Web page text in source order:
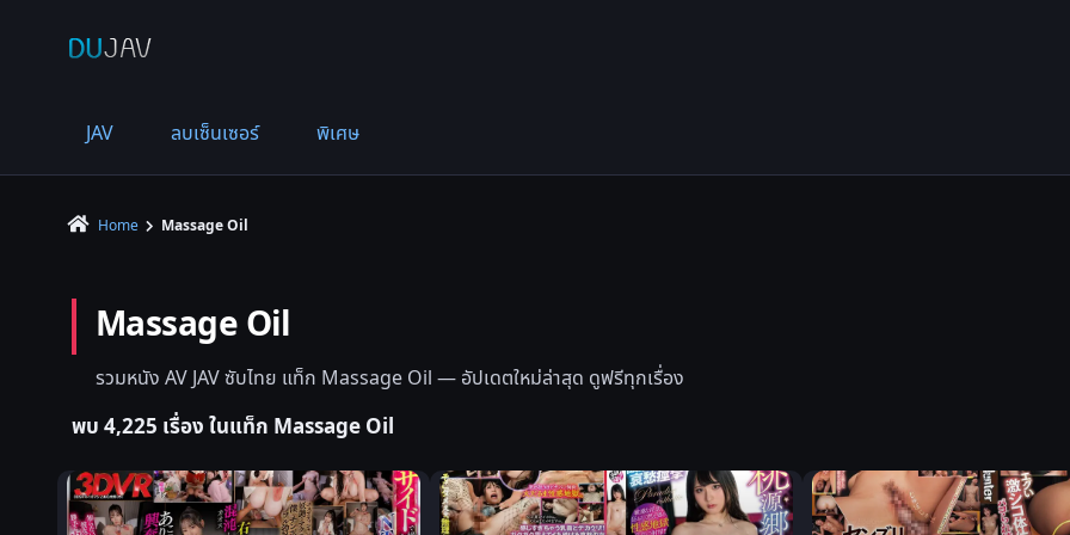
JAV ลบเซ็นเซอร์ พิเศษ
Home Massage Oil
Massage Oil
รวมหนัง AV JAV ซับไทย แท็ก Massage Oil — อัปเดตใหม่ล่าสุด ดูฟรีทุกเรื่อง
พบ 4,225 เรื่อง ในแท็ก Massage Oil